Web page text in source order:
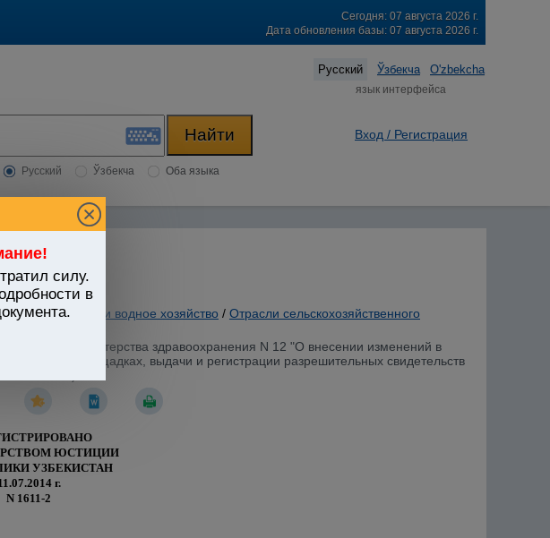
Сегодня: 07 августа 2026 г.
Дата обновления базы: 07 августа 2026 г.
Русский Ўзбекча O'zbekcha
язык интерфейса
Русский Ўзбекча Оба языка
Вход / Регистрация
силу.
в
акты / Сельское и водное хозяйство / Отрасли сельскохозяйственного
N 4 и Министерства здравоохранения N 12 "О внесении изменений в
и площадках, выдачи и регистрации разрешительных свидетельств
N 1611-2)
ЮСТИЦИИ
УЗБЕКИСТАН
г.
N 1611-2